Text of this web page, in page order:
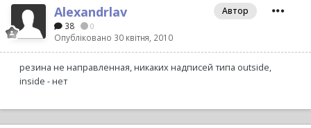
Alexandrlav
38 0
Опубліковано 30 квітня, 2010
Автор
резина не направленная, никаких надписей типа outside,
inside - нет